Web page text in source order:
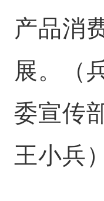
产品消
展。（
委宣传
王小兵）